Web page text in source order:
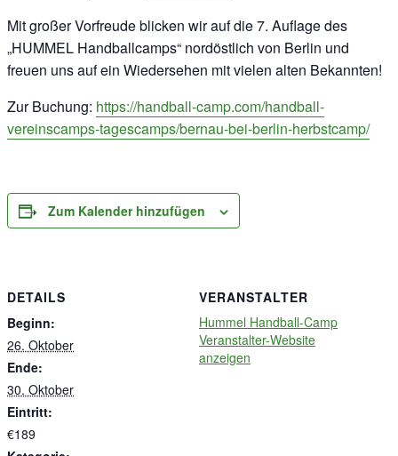
Mit großer Vorfreude blicken wir auf die 7. Auflage des
„HUMMEL Handballcamps“ nordöstlich von Berlin und
freuen uns auf ein Wiedersehen mit vielen alten Bekannten!
Zur Buchung: https://handball-camp.com/handball-
vereinscamps-tagescamps/bernau-bei-berlin-herbstcamp/
Zum Kalender hinzufügen
DETAILS
Beginn:
26. Oktober
Ende:
30. Oktober
Eintritt:
€189
VERANSTALTER
Hummel Handball-Camp
Veranstalter-Website
anzeigen